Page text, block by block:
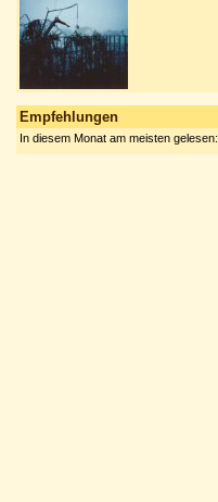
Empfehlungen
In diesem Monat am meisten gelesen: